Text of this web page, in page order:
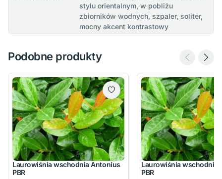
stylu orientalnym, w pobliżu
zbiorników wodnych, szpaler, soliter,
mocny akcent kontrastowy
Podobne produkty
Laurowiśnia wschodnia Antonius
PBR
Laurowiśnia wschodnia
PBR